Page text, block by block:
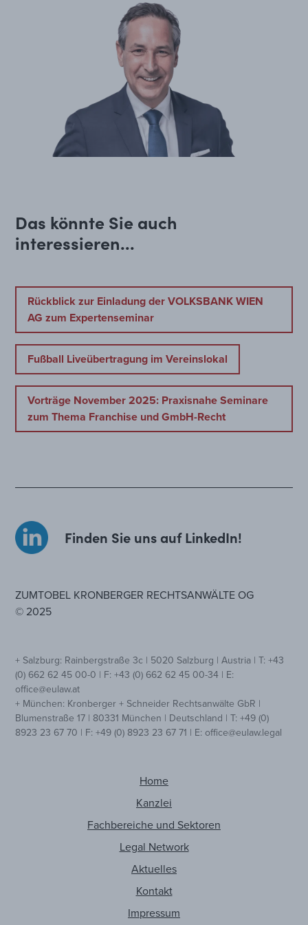
Das könnte Sie auch
interessieren...
Rückblick zur Einladung der VOLKSBANK WIEN
AG zum Expertenseminar
Fußball Liveübertragung im Vereinslokal
Vorträge November 2025: Praxisnahe Seminare
zum Thema Franchise und GmbH-Recht
Finden Sie uns auf LinkedIn!
ZUMTOBEL KRONBERGER RECHTSANWÄLTE OG
© 2025
+ Salzburg: Rainbergstraße 3c | 5020 Salzburg | Austria | T: +43
(0) 662 62 45 00-0 | F: +43 (0) 662 62 45 00-34 | E:
office@eulaw.at
+ München: Kronberger + Schneider Rechtsanwälte GbR |
Blumenstraße 17 | 80331 München | Deutschland | T: +49 (0)
8923 23 67 70 | F: +49 (0) 8923 23 67 71 | E: office@eulaw.legal
Home
Kanzlei
Fachbereiche und Sektoren
Legal Network
Aktuelles
Kontakt
Impressum